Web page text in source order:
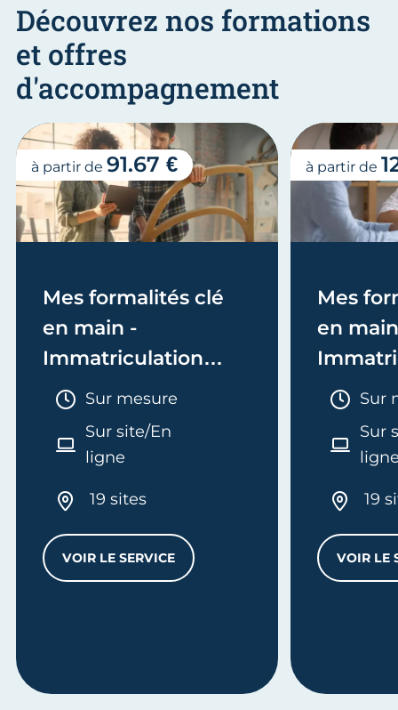
Découvrez nos formations
et offres
d'accompagnement
Mes formalités clé
en main -
Immatriculation
(EI/Micro-entreprise
ou réel)
Durée :
Sur mesure
Sur site/En
ligne
19 sites
VOIR LE SERVICEMES FORMALITÉS CLÉ EN MAIN -
à partir de 91.67 €
Mes
en
Sur
Sur
19
VOIR LE
à partir de